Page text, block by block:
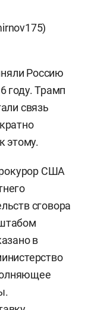
Россию
году. Трамп
связь
этому.
США
сговора
в